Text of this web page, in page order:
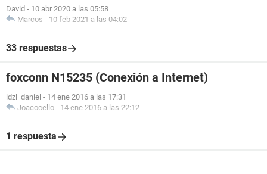
David - 10 abr 2020 a las 05:58
Marcos - 10 feb 2021 a las 04:02
33 respuestas
foxconn N15235 (Conexión a Internet)
ldzl_daniel - 14 ene 2016 a las 17:31
Joacocello - 14 ene 2016 a las 22:12
1 respuesta